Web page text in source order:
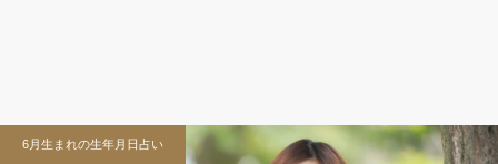
6月生まれの生年月日占い